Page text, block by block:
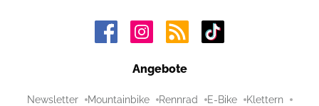
Angebote
Newsletter Mountainbike Rennrad E-Bike Klettern